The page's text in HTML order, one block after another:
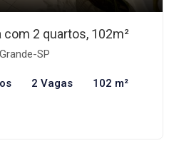
2 quartos, 102m²
SP
2 Vagas 102 m²